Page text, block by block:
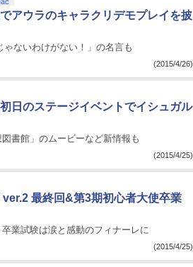
アウラのキャラクリデモプレイを披
ゃないわけがない！」の名言も
(2015/4/26)
日のステージイベントでイシュガル
書館」のムービーなど新情報も
(2015/4/25)
ver.2 最終回&第3期初心者大使卒業
業試験は涙と感動のフィナーレに
(2015/4/25)